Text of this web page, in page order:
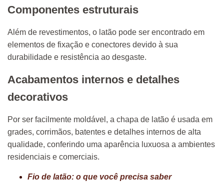
Componentes estruturais
Além de revestimentos, o latão pode ser encontrado em
elementos de fixação e conectores devido à sua
durabilidade e resistência ao desgaste.
Acabamentos internos e detalhes
decorativos
Por ser facilmente moldável, a chapa de latão é usada em
grades, corrimãos, batentes e detalhes internos de alta
qualidade, conferindo uma aparência luxuosa a ambientes
residenciais e comerciais.
Fio de latão: o que você precisa saber